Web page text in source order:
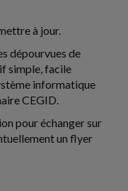
à jour.
dépourvues de
simple, facile
informatique
CEGID.
pour échanger sur
un flyer